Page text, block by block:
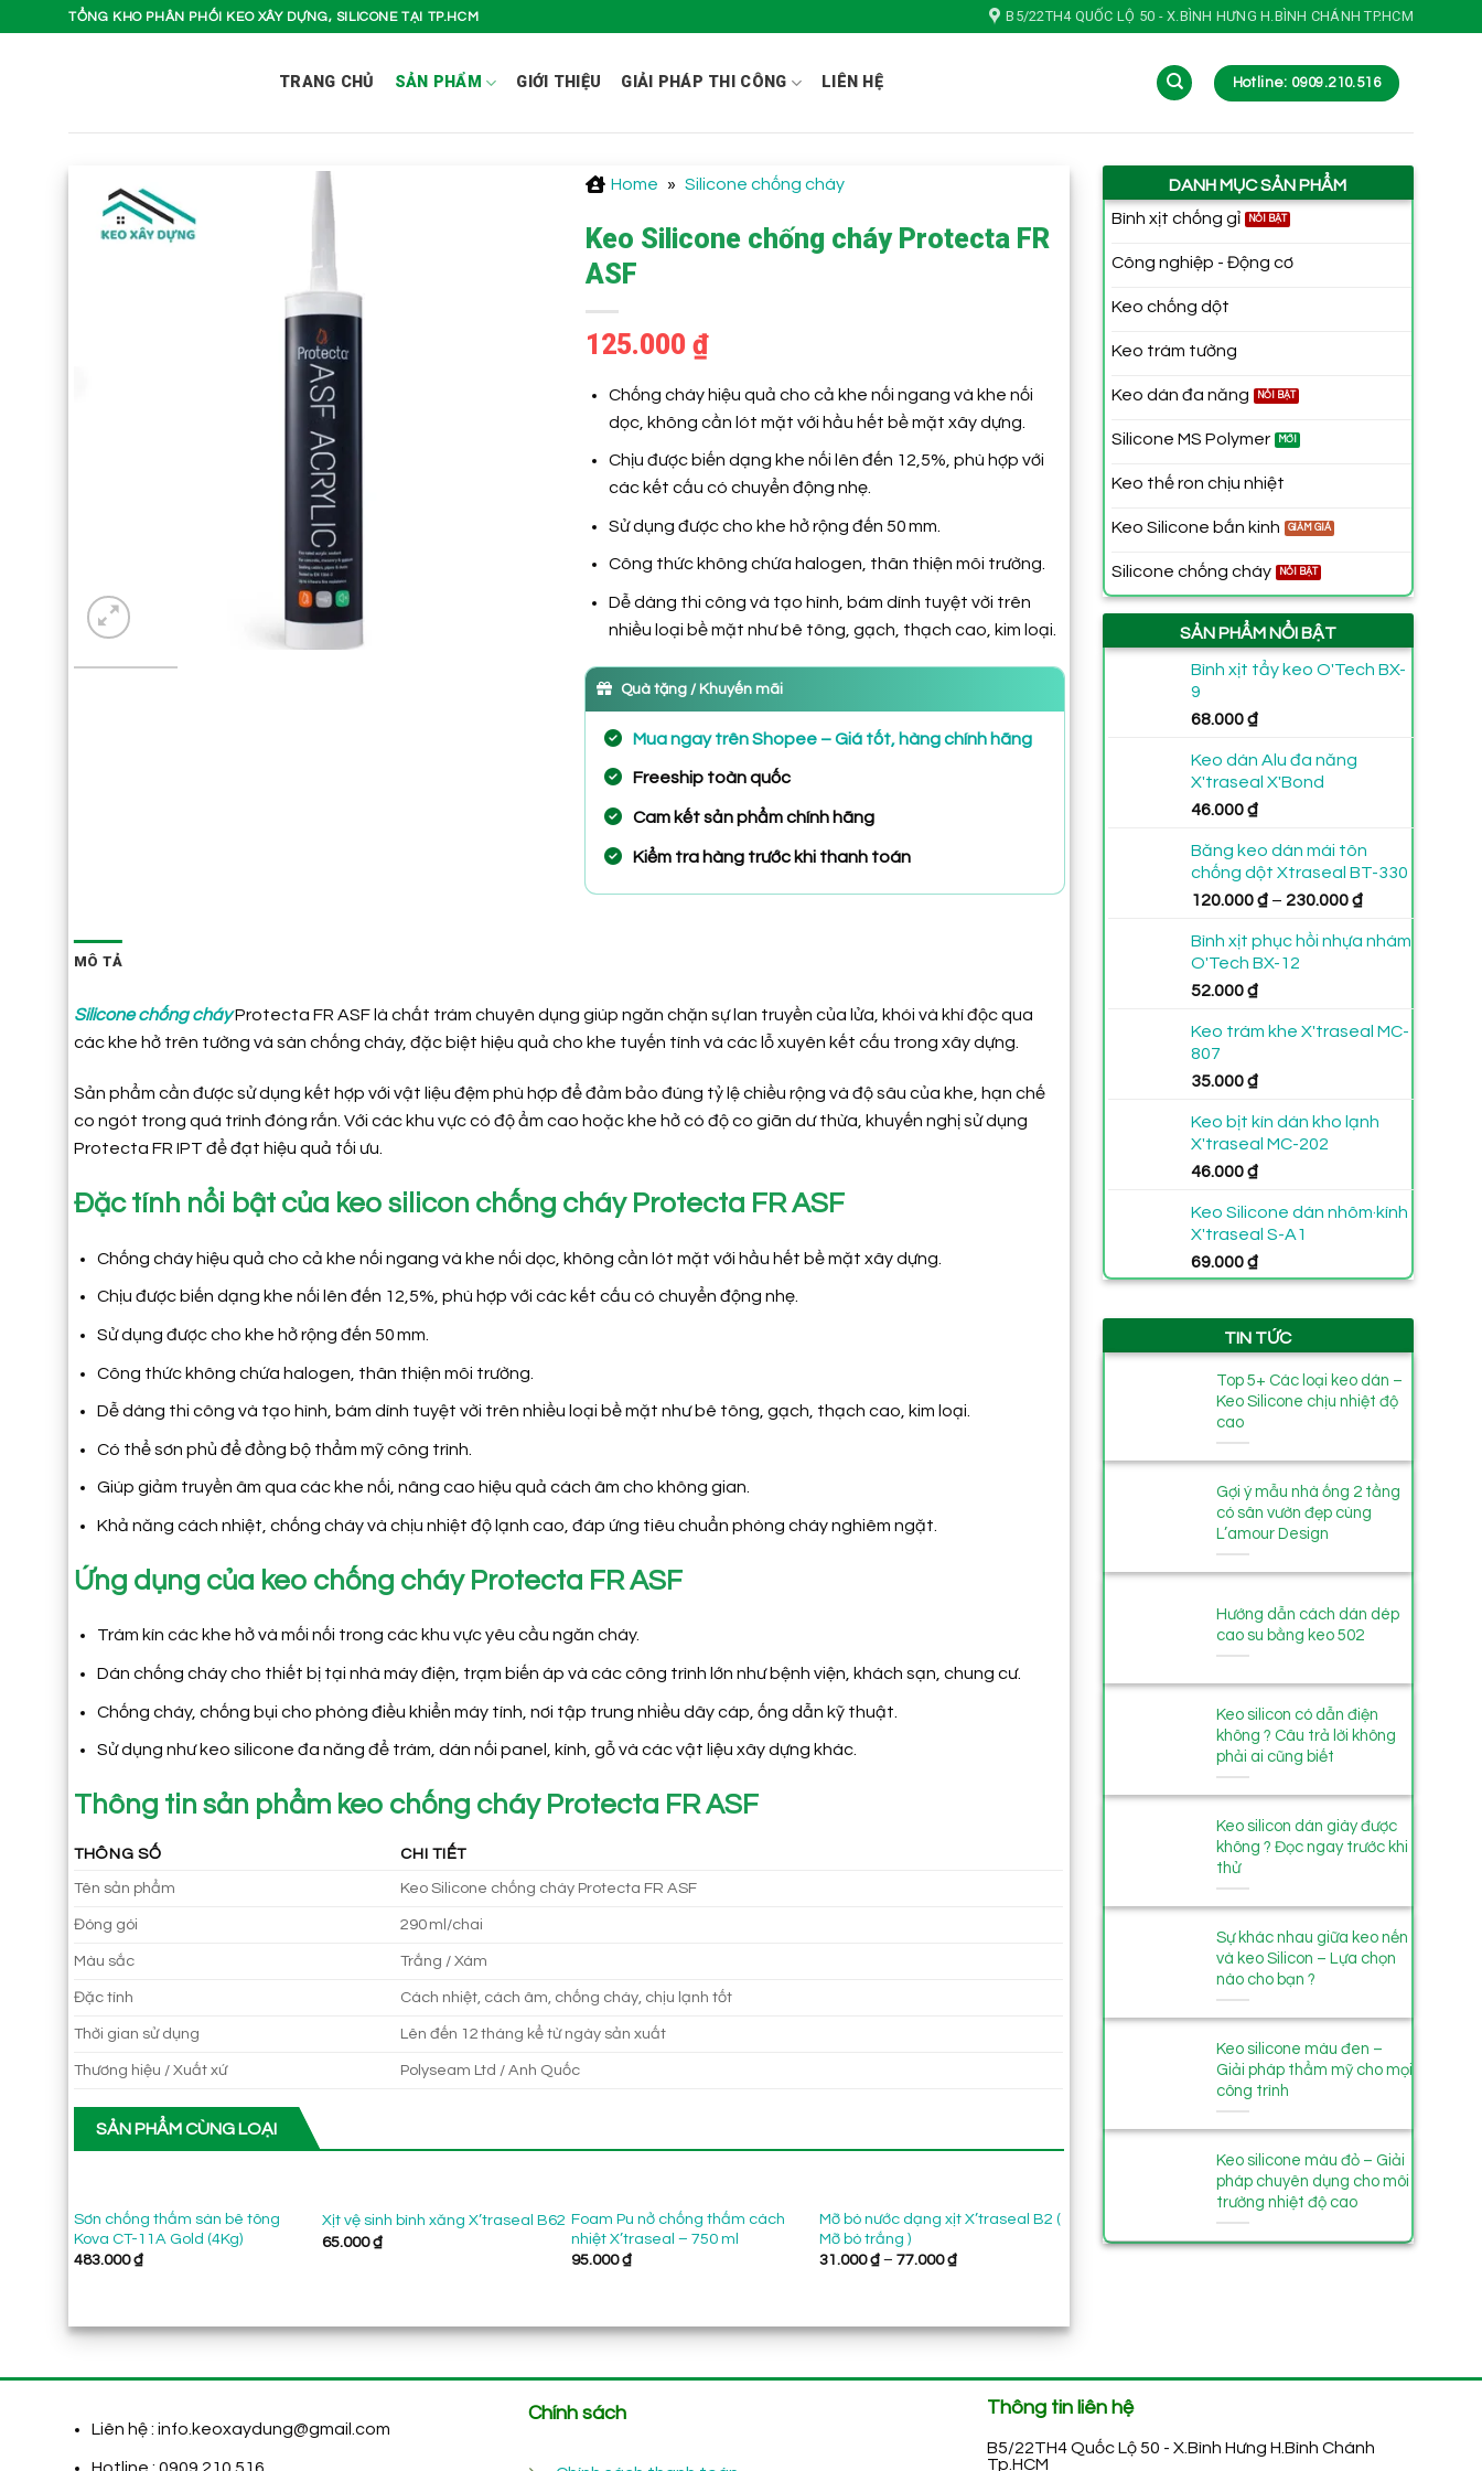
TỔNG KHO PHÂN PHỐI KEO XÂY DỰNG, SILICONE TẠI TP.HCM B5/22TH4 QUỐC LỘ 50 - X.BÌNH HƯNG H.BÌNH CHÁNH TP.HCM
TRANG CHỦ SẢN PHẨM GIỚI THIỆU GIẢI PHÁP THI CÔNG LIÊN HỆ Hotline: 0909.210.516
Home » Silicone chống cháy
Keo Silicone chống cháy Protecta FR
ASF
125.000 ₫
Chống cháy hiệu quả cho cả khe nối ngang và khe nối
dọc, không cần lót mặt với hầu hết bề mặt xây dựng.
Chịu được biến dạng khe nối lên đến 12,5%, phù hợp với
các kết cấu có chuyển động nhẹ.
Sử dụng được cho khe hở rộng đến 50 mm.
Công thức không chứa halogen, thân thiện môi trường.
Dễ dàng thi công và tạo hình, bám dính tuyệt vời trên
nhiều loại bề mặt như bê tông, gạch, thạch cao, kim loại.
Quà tặng / Khuyến mãi
Mua ngay trên Shopee – Giá tốt, hàng chính hãng
Freeship toàn quốc
Cam kết sản phẩm chính hãng
Kiểm tra hàng trước khi thanh toán
MÔ TẢ
Silicone chống cháyProtecta FR ASF là chất trám chuyên dụng giúp ngăn chặn sự lan truyền của lửa, khói và khí độc qua
các khe hở trên tường và sàn chống cháy, đặc biệt hiệu quả cho khe tuyến tính và các lỗ xuyên kết cấu trong xây dựng.
Sản phẩm cần được sử dụng kết hợp với vật liệu đệm phù hợp để đảm bảo đúng tỷ lệ chiều rộng và độ sâu của khe, hạn chế
co ngót trong quá trình đóng rắn. Với các khu vực có độ ẩm cao hoặc khe hở có độ co giãn dư thừa, khuyến nghị sử dụng
Protecta FR IPT để đạt hiệu quả tối ưu.
Đặc tính nổi bật của keo silicon chống cháy Protecta FR ASF
Chống cháy hiệu quả cho cả khe nối ngang và khe nối dọc, không cần lót mặt với hầu hết bề mặt xây dựng.
Chịu được biến dạng khe nối lên đến 12,5%, phù hợp với các kết cấu có chuyển động nhẹ.
Sử dụng được cho khe hở rộng đến 50 mm.
Công thức không chứa halogen, thân thiện môi trường.
Dễ dàng thi công và tạo hình, bám dính tuyệt vời trên nhiều loại bề mặt như bê tông, gạch, thạch cao, kim loại.
Có thể sơn phủ để đồng bộ thẩm mỹ công trình.
Giúp giảm truyền âm qua các khe nối, nâng cao hiệu quả cách âm cho không gian.
Khả năng cách nhiệt, chống cháy và chịu nhiệt độ lạnh cao, đáp ứng tiêu chuẩn phòng cháy nghiêm ngặt.
Ứng dụng của keo chống cháy Protecta FR ASF
Trám kín các khe hở và mối nối trong các khu vực yêu cầu ngăn cháy.
Dán chống cháy cho thiết bị tại nhà máy điện, trạm biến áp và các công trình lớn như bệnh viện, khách sạn, chung cư.
Chống cháy, chống bụi cho phòng điều khiển máy tính, nơi tập trung nhiều dây cáp, ống dẫn kỹ thuật.
Sử dụng như keo silicone đa năng để trám, dán nối panel, kính, gỗ và các vật liệu xây dựng khác.
Thông tin sản phẩm keo chống cháy Protecta FR ASF
THÔNG SỐ CHI TIẾT
Tên sản phẩm Keo Silicone chống cháy Protecta FR ASF
Đóng gói 290 ml/chai
Màu sắc Trắng / Xám
Đặc tính Cách nhiệt, cách âm, chống cháy, chịu lạnh tốt
Thời gian sử dụng Lên đến 12 tháng kể từ ngày sản xuất
Thương hiệu / Xuất xứ Polyseam Ltd / Anh Quốc
SẢN PHẨM CÙNG LOẠI
Sơn chống thấm sàn bê tông
Kova CT-11A Gold (4Kg)
483.000₫
Xịt vệ sinh bình xăng X’traseal B62
65.000₫
Foam Pu nở chống thấm cách
nhiệt X’traseal – 750 ml
95.000₫
Mỡ bò nước dạng xịt X’traseal B2 (
Mỡ bò trắng )
31.000₫ – 77.000₫Khoảng
77.000 ₫
Keo chít mạch đá X’traseal MS-
602 290ml
X’traseal MS-604
DANH MỤC SẢN PHẨM
Bình xịt chống gỉ
Công nghiệp - Động cơ
Keo chống dột
Keo trám tường
Keo dán đa năng
Silicone MS Polymer
Keo thế ron chịu nhiệt
Keo Silicone bắn kinh
Silicone chống cháy
SẢN PHẨM NỔI BẬT
Bình xịt tẩy keo O'Tech BX-
9
68.000₫
Keo dán Alu đa năng
X'traseal X'Bond
46.000₫
Băng keo dán mái tôn
chống dột Xtraseal BT-330
120.000₫ – 230.000₫Khoảng
từ
230.000 ₫
Bình xịt phục hồi nhựa nhám
O'Tech BX-12
52.000₫
Keo trám khe X'traseal MC-
807
35.000₫
Keo bịt kín dán kho lạnh
X'traseal MC-202
46.000₫
Keo Silicone dán nhôm·kính
X'traseal S-A1
69.000₫
TIN TỨC
Top 5+ Các loại keo dán –
Keo Silicone chịu nhiệt độ
cao
Gợi ý mẫu nhà ống 2 tầng
có sân vườn đẹp cùng
L’amour Design
Hướng dẫn cách dán dép
cao su bằng keo 502
Keo silicon có dẫn điện
không ? Câu trả lời không
phải ai cũng biết
Keo silicon dán giày được
không ? Đọc ngay trước khi
thử
Sự khác nhau giữa keo nến
và keo Silicon – Lựa chọn
nào cho bạn ?
Keo silicone màu đen –
Giải pháp thẩm mỹ cho mọi
công trình
Keo silicone màu đỏ – Giải
pháp chuyên dụng cho môi
trường nhiệt độ cao
Liên hệ : info.keoxaydung@gmail.com
Chính sách Thông tin liên hệ
B5/22TH4 Quốc Lộ 50 - X.Bình Hưng H.Bình Chánh
Tp.HCM